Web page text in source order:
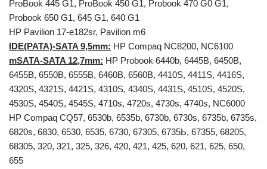
ProBook 445 G1, ProBook 450 G1, Probook 470 G0 G1,
Probook 650 G1, 645 G1, 640 G1
HP Pavilion 17-e182sr, Pavilion m6
IDE(PATA)-SATA 9,5mm: HP Compaq NC8200, NC6100
mSATA-SATA 12,7mm: HP Probook 6440b, 6445B, 6450B,
6455B, 6550B, 6555B, 6460B, 6560B, 4410S, 4411S, 4416S,
4320S, 4321S, 4421S, 4310S, 4340S, 4431S, 4510S, 4520S,
4530S, 4540S, 4545S, 4710s, 4720s, 4730s, 4740s, NC6000
HP Compaq CQ57, 6530b, 6535b, 6730b, 6730s, 6735b, 6735s,
6820s, 6830, 6530, 6535, 6730, 67305, 6735Ь, 67355, 68205,
68305, 320, 321, 325, 326, 420, 421, 425, 620, 621, 625, 650,
655